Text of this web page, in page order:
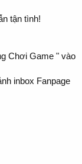
tận tình!
Chơi Game " vào
inbox Fanpage